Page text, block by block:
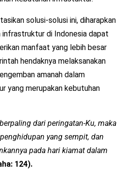
solusi-solusi ini, diharapkan
infrastruktur di Indonesia dapat
manfaat yang lebih besar
hendaknya melaksanakan
amanah dalam
yang merupakan kebutuhan
dari peringatan-Ku, maka
yang sempit, dan
pada hari kiamat dalam
124).